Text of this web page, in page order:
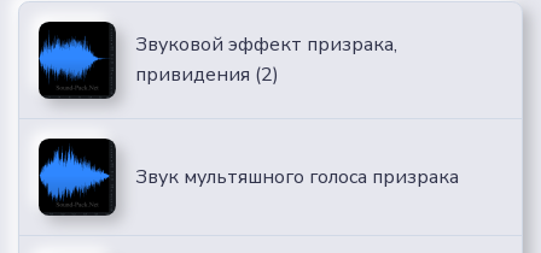
Звуковой эффект призрака,
привидения (2)
Звук мультяшного голоса призрака